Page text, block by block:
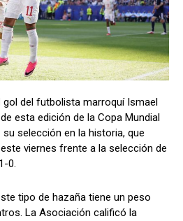
gol del futbolista marroquí Ismael
esta edición de la Copa Mundial
su selección en la historia, que
viernes frente a la selección de
0.
tipo de hazaña tiene un peso
La Asociación calificó la